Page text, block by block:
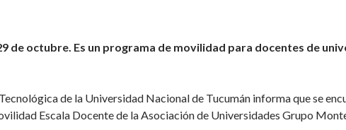
de octubre. Es un programa de movilidad para docentes de
de la Universidad Nacional de Tucumán informa que se
Escala Docente de la Asociación de Universidades Grupo